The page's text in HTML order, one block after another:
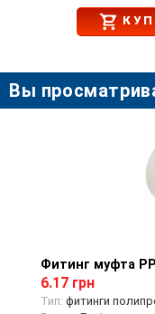
Вы
Фитинг муфта
6.17 грн
Тип: фитинги